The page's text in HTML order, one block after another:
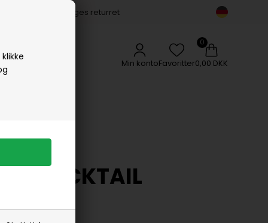
14 dages returret
Min kontoFavoritter0,00 DKK
Woods Copenhagen
COCKTAIL